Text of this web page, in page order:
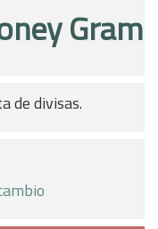
Gram
de divisas.